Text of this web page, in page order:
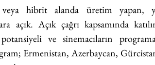
hibrit alanda üretim yapan,
açık. Açık çağrı kapsamında
ve sinemacıların
Ermenistan, Azerbaycan,